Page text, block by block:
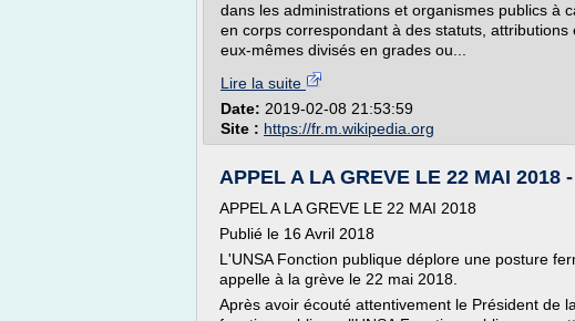
dans les administrations et organismes publics à
en corps correspondant à des statuts,
eux-mêmes divisés en grades ou...
Lire la suite
Date: 2019-02-08 21:53:59
Site : https://fr.m.wikipedia.org
APPEL A LA GREVE LE 22 MAI 2018
APPEL A LA GREVE LE 22 MAI 2018
Publié le 16 Avril 2018
L'UNSA Fonction publique déplore une posture
appelle à la grève le 22 mai 2018.
Après avoir écouté attentivement le Président de